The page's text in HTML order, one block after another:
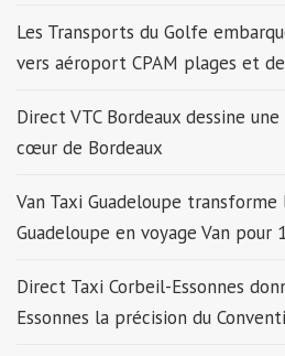
Les Transports du Golfe
vers aéroport CPAM plages et
Direct VTC Bordeaux dessine
cœur de Bordeaux
Van Taxi Guadeloupe transforme
Guadeloupe en voyage Van pour
Direct Taxi Corbeil-Essonnes
Essonnes la précision du